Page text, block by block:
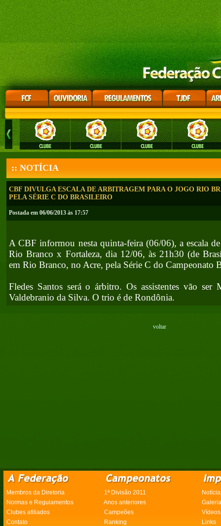
:: NOTÍCIA
CBF DIVULGA ESCALA DE ARBITRAGEM PARA O JOGO RIO
PELA SÉRIE C DO BRASILEIRO
Postada em 06/06/2013 às 17:57
A CBF informou nesta quinta-feira (06/06), a escala
Rio Branco x Fortaleza, dia 12/06, às 21h30 (de
em Rio Branco, no Acre, pela Série C do Campeonato
Fledes Santos será o árbitro. Os assistentes vão ser
Valdebranio da Silva. O trio é de Rondônia.
voltar
Membros da Diretoria 1ª Divisão 2011
Normas e Regulamentos
Anos anteriores
Clubes afiliados
Campeões
Vídeos
Contato
Ranking
Links